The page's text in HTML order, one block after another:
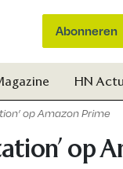
Abonneren
HN
op Amazon Prime
op